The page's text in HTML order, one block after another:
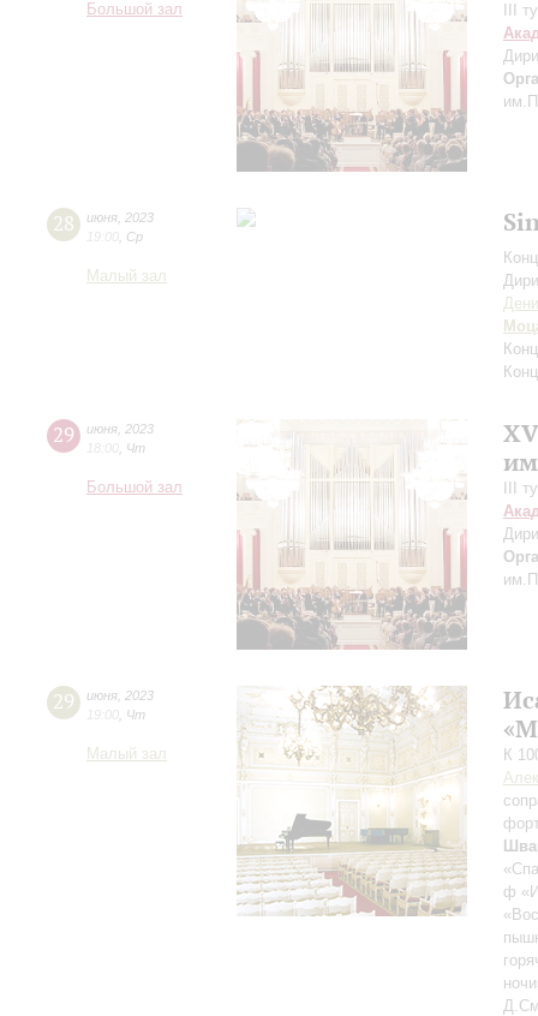
Большой зал
III
28 июня 2023
19:00 Ср
Малый зал
29 июня 2023
18:00 Чт
Большой зал
III
29 июня 2023
19:00 Чт
Малый зал
К
ф